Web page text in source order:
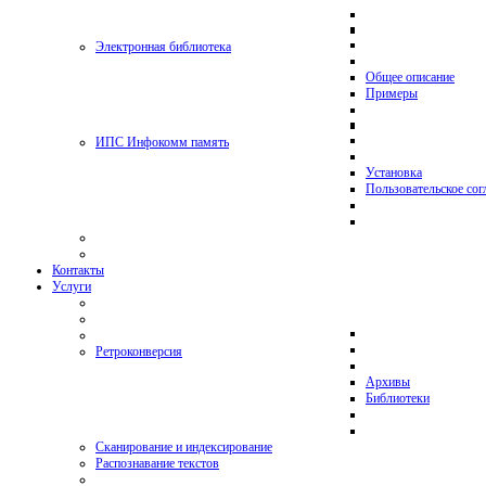
Электронная библиотека
Общее описание
Примеры
ИПС Инфокомм память
Установка
Пользовательское
Контакты
Услуги
Ретроконверсия
Архивы
Библиотеки
Сканирование и индексирование
Распознавание текстов